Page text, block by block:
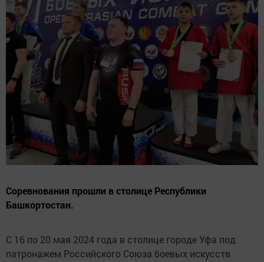
Соревнования прошли в столице Республики
Башкортостан.
С 16 по 20 мая 2024 года в столице городе Уфа под
патронажем Российского Союза боевых искусств